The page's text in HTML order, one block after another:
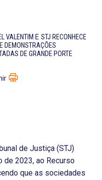
VALENTIM E STJ RECONHECE
DEMONSTRAÇÕES
DE GRANDE PORTE
de Justiça (STJ)
de 2023, ao Recurso
que as sociedades